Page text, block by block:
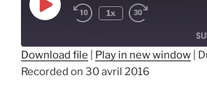
Play
Episode
1x
SHARE
Download file Play in new window
Recorded on 30 avril 2016